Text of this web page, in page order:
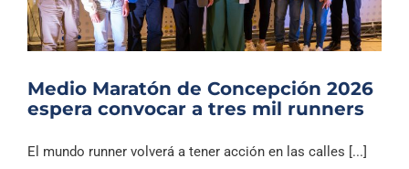
Medio Maratón de Concepción 2026
espera convocar a tres mil runners
El mundo runner volverá a tener acción en las calles [...]